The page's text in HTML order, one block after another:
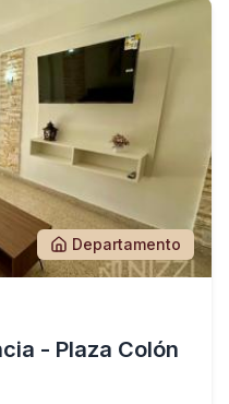
Departamento
- Plaza Colón